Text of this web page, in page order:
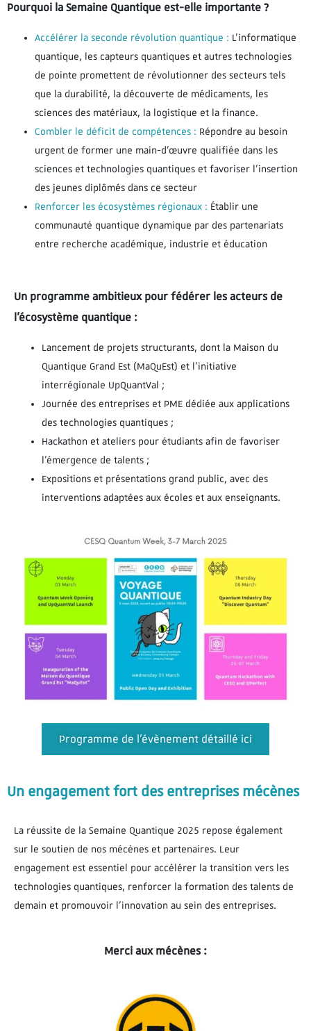
Pourquoi la Semaine Quantique est-elle importante ?
Accélérer la seconde révolution quantique : L’informatique
quantique, les capteurs quantiques et autres technologies
de pointe promettent de révolutionner des secteurs tels
que la durabilité, la découverte de médicaments, les
sciences des matériaux, la logistique et la finance.
Combler le déficit de compétences : Répondre au besoin
urgent de former une main-d’œuvre qualifiée dans les
sciences et technologies quantiques et favoriser l’insertion
des jeunes diplômés dans ce secteur
Renforcer les écosystèmes régionaux : Établir une
communauté quantique dynamique par des partenariats
entre recherche académique, industrie et éducation
Un programme ambitieux pour fédérer les acteurs de
l’écosystème quantique :
Lancement de projets structurants, dont la Maison du
Quantique Grand Est (MaQuEst) et l’initiative
interrégionale UpQuantVal ;
Journée des entreprises et PME dédiée aux applications
des technologies quantiques ;
Hackathon et ateliers pour étudiants afin de favoriser
l’émergence de talents ;
Expositions et présentations grand public, avec des
interventions adaptées aux écoles et aux enseignants.
Programme de l'évènement détaillé ici
Un engagement fort des entreprises mécènes
La réussite de la Semaine Quantique 2025 repose également
sur le soutien de nos mécènes et partenaires. Leur
engagement est essentiel pour accélérer la transition vers les
technologies quantiques, renforcer la formation des talents de
demain et promouvoir l’innovation au sein des entreprises.
Merci aux mécènes :